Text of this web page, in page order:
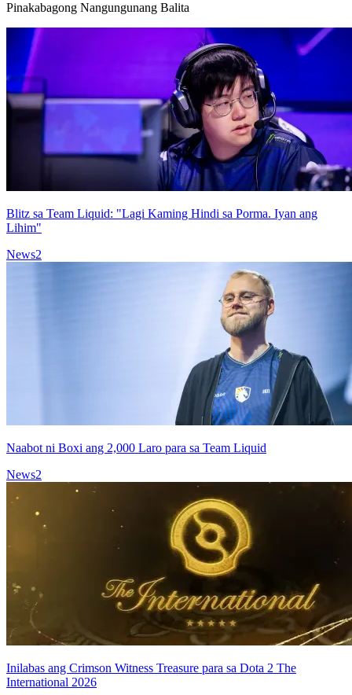
Pinakabagong Nangungunang Balita
Blitz sa Team Liquid: "Lagi Kaming Hindi sa Porma. Iyan ang
Lihim"
News2
Naabot ni Boxi ang 2,000 Laro para sa Team Liquid
News2
Inilabas ang Crimson Witness Treasure para sa Dota 2 The
International 2026